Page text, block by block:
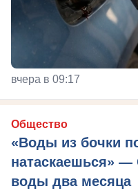
вчера в 09:17
Общество
«Воды из бочки
натаскаешься» —
воды два месяца